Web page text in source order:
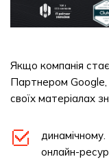
Якщо компанія
Партнером Google,
своїх матеріалах
онлайн-